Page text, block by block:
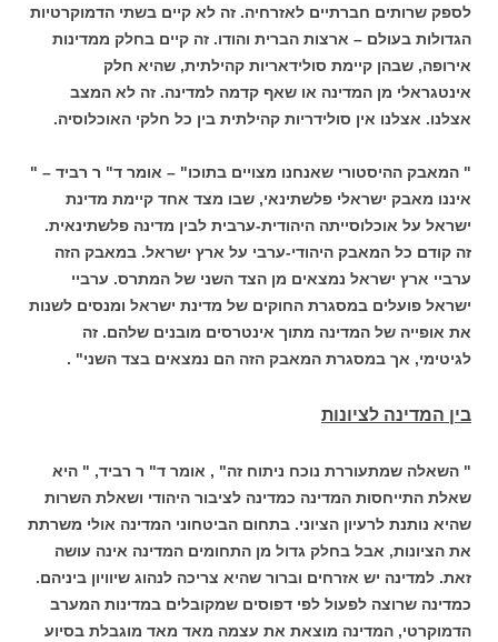
לספק שרותים חברתיים לאזרחיה. זה לא קיים בשתי הדמוקרטיות
הגדולות בעולם – ארצות הברית והודו. זה קיים בחלק ממדינות
אירופה, שבהן קיימת סולידאריות קהילתית, שהיא חלק
אינטגראלי מן המדינה או שאף קדמה למדינה. זה לא המצב
אצלנו. אצלנו אין סולידריות קהילתית בין כל חלקי האוכלוסיה.
" המאבק ההיסטורי שאנחנו מצויים בתוכו" – אומר ד" ר רביד – "
איננו מאבק ישראלי פלשתינאי, שבו מצד אחד קיימת מדינת
ישראל על אוכלוסייתה היהודית-ערבית לבין מדינה פלשתינאית.
זה קודם כל המאבק היהודי-ערבי על ארץ ישראל. במאבק הזה
ערביי ארץ ישראל נמצאים מן הצד השני של המתרס. ערביי
ישראל פועלים במסגרת החוקים של מדינת ישראל ומנסים לשנות
את אופייה של המדינה מתוך אינטרסים מובנים שלהם. זה
לגיטימי, אך במסגרת המאבק הזה הם נמצאים בצד השני" .
בין המדינה לציונות
" השאלה שמתעוררת נוכח ניתוח זה" , אומר ד" ר רביד, " היא
שאלת התייחסות המדינה כמדינה לציבור היהודי ושאלת השרות
שהיא נותנת לרעיון הציוני. בתחום הביטחוני המדינה אולי משרתת
את הציונות, אבל בחלק גדול מן התחומים המדינה אינה עושה
זאת. למדינה יש אזרחים וברור שהיא צריכה לנהוג שיוויון ביניהם.
כמדינה שרוצה לפעול לפי דפוסים שמקובלים במדינות המערב
הדמוקרטי, המדינה מוצאת את עצמה מאד מאד מוגבלת בסיוע